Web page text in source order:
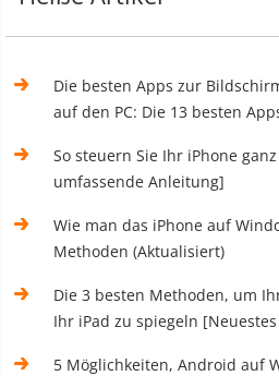
Die besten Apps zur
auf den PC: Die 13 besten
So steuern Sie Ihr iPhone
umfassende Anleitung]
Wie man das iPhone auf
Methoden (Aktualisiert)
Die 3 besten Methoden, um
Ihr iPad zu spiegeln
5 Möglichkeiten, Android auf